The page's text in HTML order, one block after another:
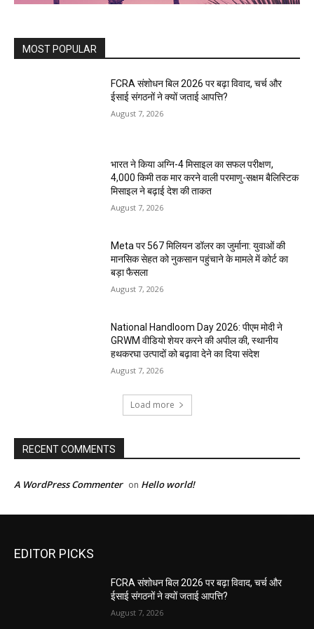
MOST POPULAR
FCRA संशोधन बिल 2026 पर बढ़ा विवाद, चर्च और
ईसाई संगठनों ने क्यों जताई आपत्ति?
August 7, 2026
भारत ने किया अग्नि-4 मिसाइल का सफल परीक्षण,
4,000 किमी तक मार करने वाली परमाणु-सक्षम बैलिस्टिक
मिसाइल ने बढ़ाई देश की ताकत
August 7, 2026
Meta पर 567 मिलियन डॉलर का जुर्माना: युवाओं की
मानसिक सेहत को नुकसान पहुंचाने के मामले में कोर्ट का
बड़ा फैसला
August 7, 2026
National Handloom Day 2026: पीएम मोदी ने
GRWM वीडियो शेयर करने की अपील की, स्थानीय
हथकरघा उत्पादों को बढ़ावा देने का दिया संदेश
August 7, 2026
Load more
RECENT COMMENTS
A WordPress Commenter on Hello world!
EDITOR PICKS
FCRA संशोधन बिल 2026 पर बढ़ा विवाद, चर्च और
ईसाई संगठनों ने क्यों जताई आपत्ति?
August 7, 2026